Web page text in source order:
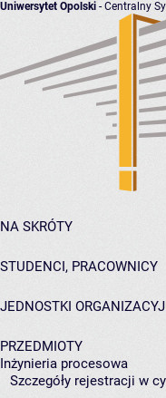
Uniwersytet Opolski - Centralny
NA SKRÓTY
STUDENCI, PRACOWNICY
JEDNOSTKI
PRZEDMIOTY
Inżynieria procesowa
Szczegóły rejestracji w